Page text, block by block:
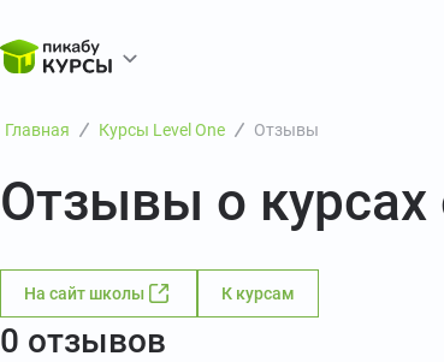
Главная Курсы Level One Отзывы
Отзывы о
На сайт школы К курсам
0 отзывов